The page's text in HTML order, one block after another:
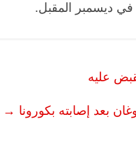
في ديسمبر المقبل.
بعد إصابته بكورونا →